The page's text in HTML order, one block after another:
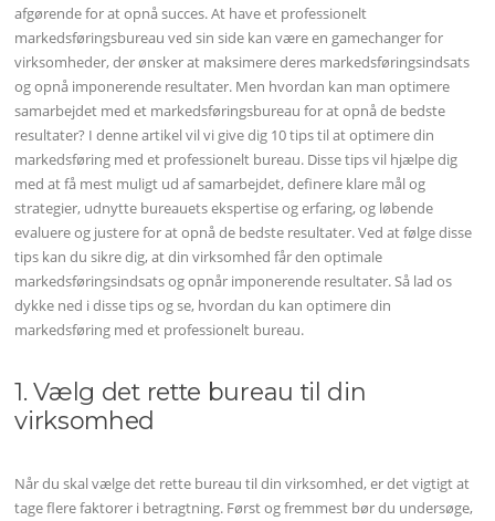
afgørende for at opnå succes. At have et professionelt
markedsføringsbureau ved sin side kan være en gamechanger for
virksomheder, der ønsker at maksimere deres markedsføringsindsats
og opnå imponerende resultater. Men hvordan kan man optimere
samarbejdet med et markedsføringsbureau for at opnå de bedste
resultater? I denne artikel vil vi give dig 10 tips til at optimere din
markedsføring med et professionelt bureau. Disse tips vil hjælpe dig
med at få mest muligt ud af samarbejdet, definere klare mål og
strategier, udnytte bureauets ekspertise og erfaring, og løbende
evaluere og justere for at opnå de bedste resultater. Ved at følge disse
tips kan du sikre dig, at din virksomhed får den optimale
markedsføringsindsats og opnår imponerende resultater. Så lad os
dykke ned i disse tips og se, hvordan du kan optimere din
markedsføring med et professionelt bureau.
1. Vælg det rette bureau til din
virksomhed
Når du skal vælge det rette bureau til din virksomhed, er det vigtigt at
tage flere faktorer i betragtning. Først og fremmest bør du undersøge,